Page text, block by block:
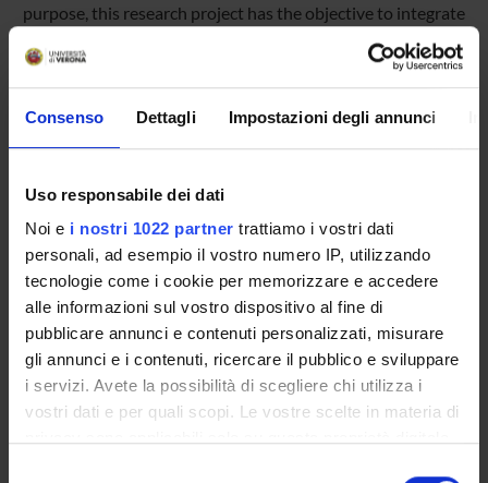
Consenso Dettagli Impostazioni degli annunci
Uso responsabile dei dati
Noi e i nostri 1022 partner trattiamo i vostri dati
personali, ad esempio il vostro numero IP, utilizzando
tecnologie come i cookie per memorizzare e accedere
alle informazioni sul vostro dispositivo al fine di
pubblicare annunci e contenuti personalizzati, misurare
gli annunci e i contenuti, ricercare il pubblico e sviluppare
i servizi. Avete la possibilità di scegliere chi utilizza i
vostri dati e per quali scopi. Le vostre scelte in materia di
purpose, this research project has the objective to integrate
Verona with an innovative indoor cultivation system
developed at the industrial partner TORMEC AMBROSI srl.
The green alga Chlamydomonas reinhardtii, with a weaker
cells wall compared to other species, has been genetically
engineered to produce constitutively a high level of
selected for more efficient astaxanthin production. The
astaxanthin productivity of these strains will be thus tested
and boosted cultivating them at the BABYLON-ALGAE
cultivation system at the industrial partner based on
automatic control of the different growth parameters
Funds: assigned and managed by the department